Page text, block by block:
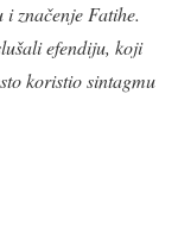
značenje Fatihe.
efendiju, koji
koristio sintagmu